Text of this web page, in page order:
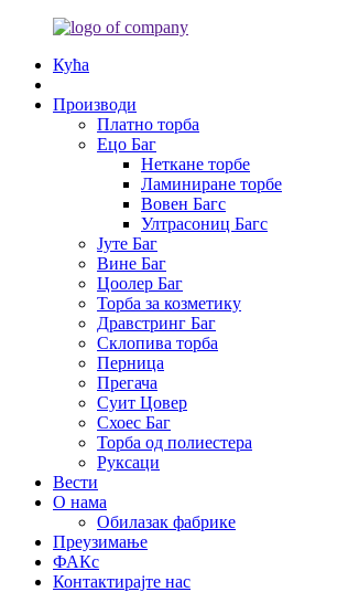
Кућа
Производи
Платно торба
Ецо Баг
Неткане торбе
Ламиниране торбе
Вовен Багс
Ултрасониц Багс
Јуте Баг
Вине Баг
Цоолер Баг
Торба за козметику
Дравстринг Баг
Склопива торба
Перница
Прегача
Суит Цовер
Схоес Баг
Торба од полиестера
Руксаци
Вести
О нама
Обилазак фабрике
Преузимање
ФАКс
Контактирајте нас